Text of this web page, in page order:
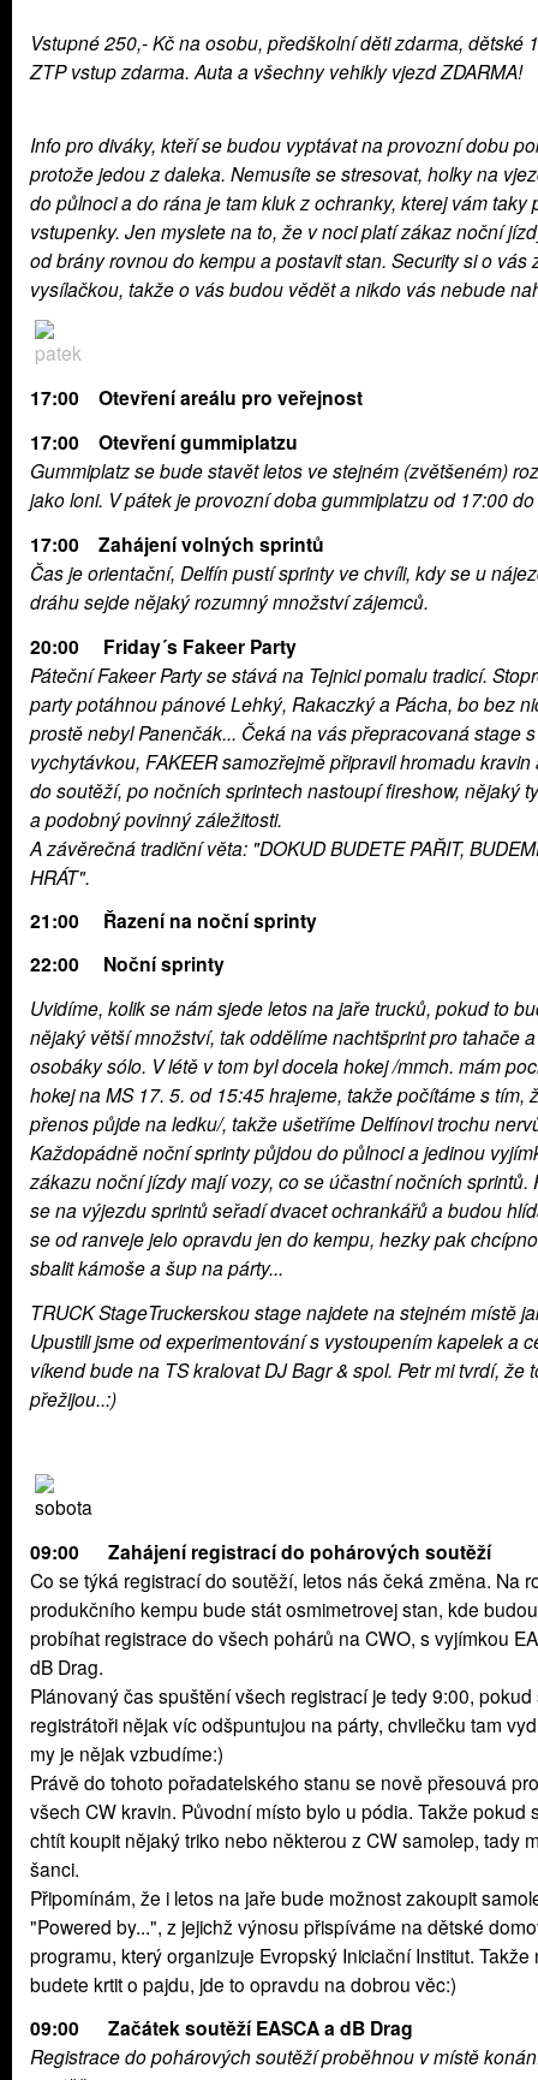
Vstupné 250,- Kč na osobu, předškolní děti zdarma, dětské
ZTP vstup zdarma. Auta a všechny vehikly vjezd ZDARMA!
Info pro diváky, kteří se budou vyptávat na provozní dobu
protože jedou z daleka. Nemusíte se stresovat, holky na
do půlnoci a do rána je tam kluk z ochranky, kterej vám taky
vstupenky. Jen myslete na to, že v noci platí zákaz noční
od brány rovnou do kempu a postavit stan. Security si o vás
vysílačkou, takže o vás budou vědět a nikdo vás nebude
17:00
Otevření areálu pro veřejnost
17:00 Otevření gummiplatzu
Gummiplatz se bude stavět letos ve stejném (zvětšeném)
jako loni. V pátek je provozní doba gummiplatzu od 17:00
17:00 Zahájení volných sprintů
Čas je orientační, Delfín pustí sprinty ve chvíli, kdy se u
dráhu sejde nějaký rozumný množství zájemců.
20:00 Friday´s Fakeer Party
Páteční Fakeer Party se stává na Tejnici pomalu tradicí.
party potáhnou pánové Lehký, Rakaczký a Pácha, bo bez
prostě nebyl Panenčák... Čeká na vás přepracovaná stage
vychytávkou, FAKEER samozřejmě připravil hromadu kravin
do soutěží, po nočních sprintech nastoupí fireshow, nějaký
a podobný povinný záležitosti.
A závěrečná tradiční věta: "DOKUD BUDETE PAŘIT,
HRÁT".
21:00 Řazení na noční sprinty
22:00 Noční sprinty
Uvidíme, kolik se nám sjede letos na jaře trucků, pokud to
nějaký větší množství, tak oddělíme nachtšprint pro tahače
osobáky sólo. V létě v tom byl docela hokej /mmch. mám
hokej na MS 17. 5. od 15:45 hrajeme, takže počítáme s tím,
přenos půjde na ledku/, takže ušetříme Delfínovi trochu
Každopádně noční sprinty půjdou do půlnoci a jedinou
zákazu noční jízdy mají vozy, co se účastní nočních sprintů.
se na výjezdu sprintů seřadí dvacet ochrankářů a budou
se od ranveje jelo opravdu jen do kempu, hezky pak
sbalit kámoše a šup na párty...
TRUCK StageTruckerskou stage najdete na stejném místě
Upustili jsme od experimentování s vystoupením kapelek a
víkend bude na TS kralovat DJ Bagr & spol. Petr mi tvrdí, že
přežijou..:)
09:00 Zahájení registrací do pohárových soutěží
Co se týká registrací do soutěží, letos nás čeká změna. Na
produkčního kempu bude stát osmimetrovej stan, kde budou
probíhat registrace do všech pohárů na CWO, s vyjímkou
dB Drag.
Plánovaný čas spuštění všech registrací je tedy 9:00, pokud
registrátoři nějak víc odšpuntujou na párty, chvilečku tam
my je nějak vzbudíme:)
Právě do tohoto pořadatelského stanu se nově přesouvá
všech CW kravin. Původní místo bylo u pódia. Takže pokud
chtít koupit nějaký triko nebo některou z CW samolep, tady
šanci.
Připomínám, že i letos na jaře bude možnost zakoupit
"Powered by...", z jejichž výnosu přispíváme na dětské
programu, který organizuje Evropský Iniciační Institut. Takže
budete krtit o pajdu, jde to opravdu na dobrou věc:)
09:00 Začátek soutěží EASCA a dB Drag
Registrace do pohárových soutěží proběhnou v místě